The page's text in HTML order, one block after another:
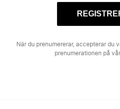
När du prenumererar, accepterar du
prenumerationen på